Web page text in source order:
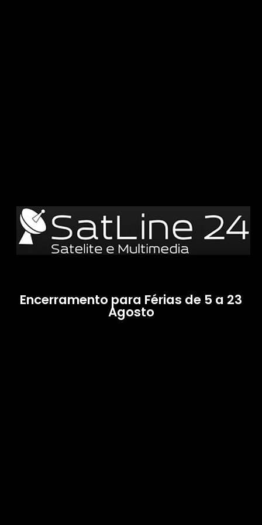
Encerramento para Férias de 5 a 23
Agosto